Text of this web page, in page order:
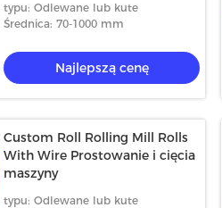
typu: Odlewane lub kute
Średnica: 70-1000 mm
Najlepszą cenę
Custom Roll Rolling Mill Rolls
With Wire Prostowanie i cięcia
maszyny
typu: Odlewane lub kute